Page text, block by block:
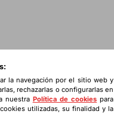
la navegación por el sitio web y
rechazarlas o configurarlas en
nuestra Política de cookies para
utilizadas, su finalidad y la